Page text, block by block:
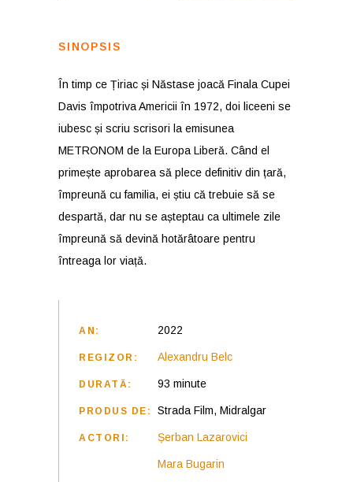
SINOPSIS
În timp ce Țiriac și Năstase joacă Finala Cupei
Davis împotriva Americii în 1972, doi liceeni se
iubesc și scriu scrisori la emisunea
METRONOM de la Europa Liberă. Când el
primește aprobarea să plece definitiv din țară,
împreună cu familia, ei știu că trebuie să se
despartă, dar nu se așteptau ca ultimele zile
împreună să devină hotărâtoare pentru
întreaga lor viață.
AN: 2022
REGIZOR: Alexandru Belc
DURATĂ: 93 minute
PRODUS DE: Strada Film, Midralgar
ACTORI: Șerban Lazarovici
Mara Bugarin